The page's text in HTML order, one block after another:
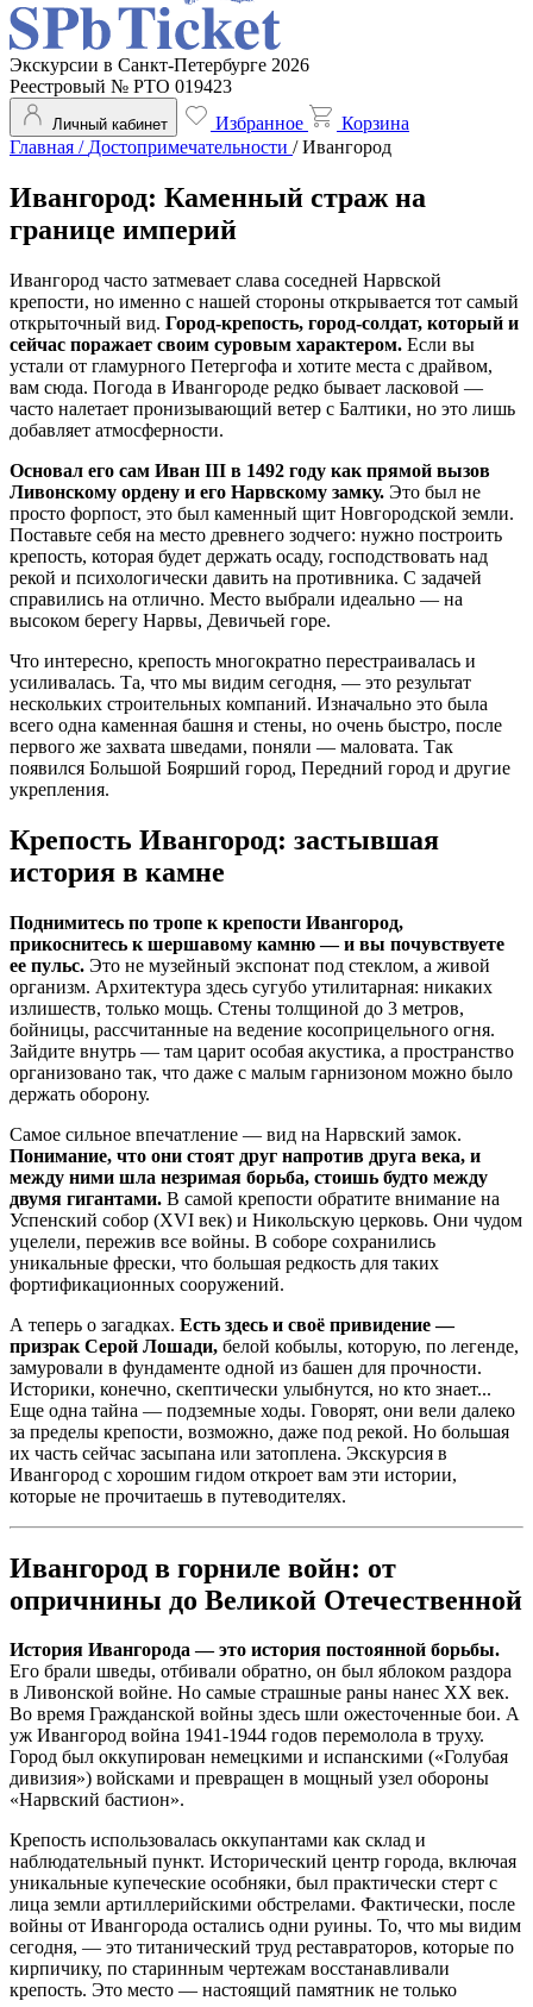
Экскурсии в Санкт-Петербурге 2026
Реестровый № РТО 019423
Личный кабинет Избранное
Корзина
Главная / Достопримечательности /Ивангород
Ивангород: Каменный страж на
границе империй
Ивангород часто затмевает слава соседней Нарвской
крепости, но именно с нашей стороны открывается тот самый
открыточный вид. Город-крепость, город-солдат, который и
сейчас поражает своим суровым характером. Если вы
устали от гламурного Петергофа и хотите места с драйвом,
вам сюда. Погода в Ивангороде редко бывает ласковой —
часто налетает пронизывающий ветер с Балтики, но это лишь
добавляет атмосферности.
Основал его сам Иван III в 1492 году как прямой вызов
Ливонскому ордену и его Нарвскому замку. Это был не
просто форпост, это был каменный щит Новгородской земли.
Поставьте себя на место древнего зодчего: нужно построить
крепость, которая будет держать осаду, господствовать над
рекой и психологически давить на противника. С задачей
справились на отлично. Место выбрали идеально — на
высоком берегу Нарвы, Девичьей горе.
Что интересно, крепость многократно перестраивалась и
усиливалась. Та, что мы видим сегодня, — это результат
нескольких строительных компаний. Изначально это была
всего одна каменная башня и стены, но очень быстро, после
первого же захвата шведами, поняли — маловата. Так
появился Большой Боярший город, Передний город и другие
укрепления.
Крепость Ивангород: застывшая
история в камне
Поднимитесь по тропе к крепости Ивангород,
прикоснитесь к шершавому камню — и вы почувствуете
ее пульс. Это не музейный экспонат под стеклом, а живой
организм. Архитектура здесь сугубо утилитарная: никаких
излишеств, только мощь. Стены толщиной до 3 метров,
бойницы, рассчитанные на ведение косоприцельного огня.
Зайдите внутрь — там царит особая акустика, а пространство
организовано так, что даже с малым гарнизоном можно было
держать оборону.
Самое сильное впечатление — вид на Нарвский замок.
Понимание, что они стоят друг напротив друга века, и
между ними шла незримая борьба, стоишь будто между
двумя гигантами. В самой крепости обратите внимание на
Успенский собор (XVI век) и Никольскую церковь. Они чудом
уцелели, пережив все войны. В соборе сохранились
уникальные фрески, что большая редкость для таких
фортификационных сооружений.
А теперь о загадках. Есть здесь и своё привидение —
призрак Серой Лошади, белой кобылы, которую, по легенде,
замуровали в фундаменте одной из башен для прочности.
Историки, конечно, скептически улыбнутся, но кто знает...
Еще одна тайна — подземные ходы. Говорят, они вели далеко
за пределы крепости, возможно, даже под рекой. Но большая
их часть сейчас засыпана или затоплена. Экскурсия в
Ивангород с хорошим гидом откроет вам эти истории,
которые не прочитаешь в путеводителях.
Ивангород в горниле войн: от
опричнины до Великой Отечественной
История Ивангорода — это история постоянной борьбы.
Его брали шведы, отбивали обратно, он был яблоком раздора
в Ливонской войне. Но самые страшные раны нанес XX век.
Во время Гражданской войны здесь шли ожесточенные бои. А
уж Ивангород война 1941-1944 годов перемолола в труху.
Город был оккупирован немецкими и испанскими («Голубая
дивизия») войсками и превращен в мощный узел обороны
«Нарвский бастион».
Крепость использовалась оккупантами как склад и
наблюдательный пункт. Исторический центр города, включая
уникальные купеческие особняки, был практически стерт с
лица земли артиллерийскими обстрелами. Фактически, после
войны от Ивангорода остались одни руины. То, что мы видим
сегодня, — это титанический труд реставраторов, которые по
кирпичику, по старинным чертежам восстанавливали
крепость. Это место — настоящий памятник не только